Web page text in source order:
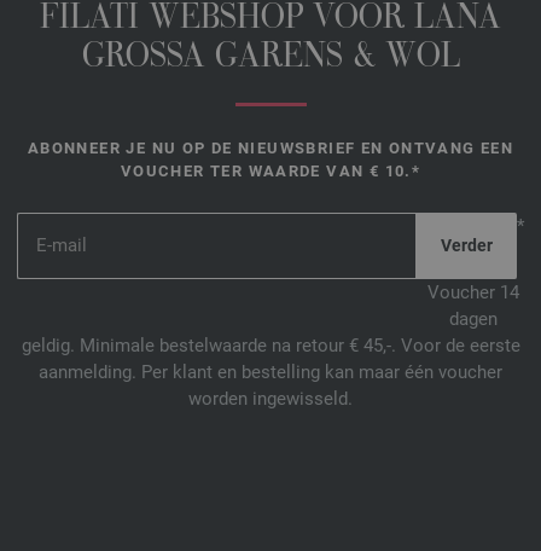
FILATI WEBSHOP VOOR LANA
GROSSA GARENS & WOL
ABONNEER JE NU OP DE NIEUWSBRIEF EN ONTVANG EEN
VOUCHER TER WAARDE VAN € 10.*
*
Voucher 14
dagen
geldig. Minimale bestelwaarde na retour € 45,-. Voor de eerste
aanmelding. Per klant en bestelling kan maar één voucher
worden ingewisseld.